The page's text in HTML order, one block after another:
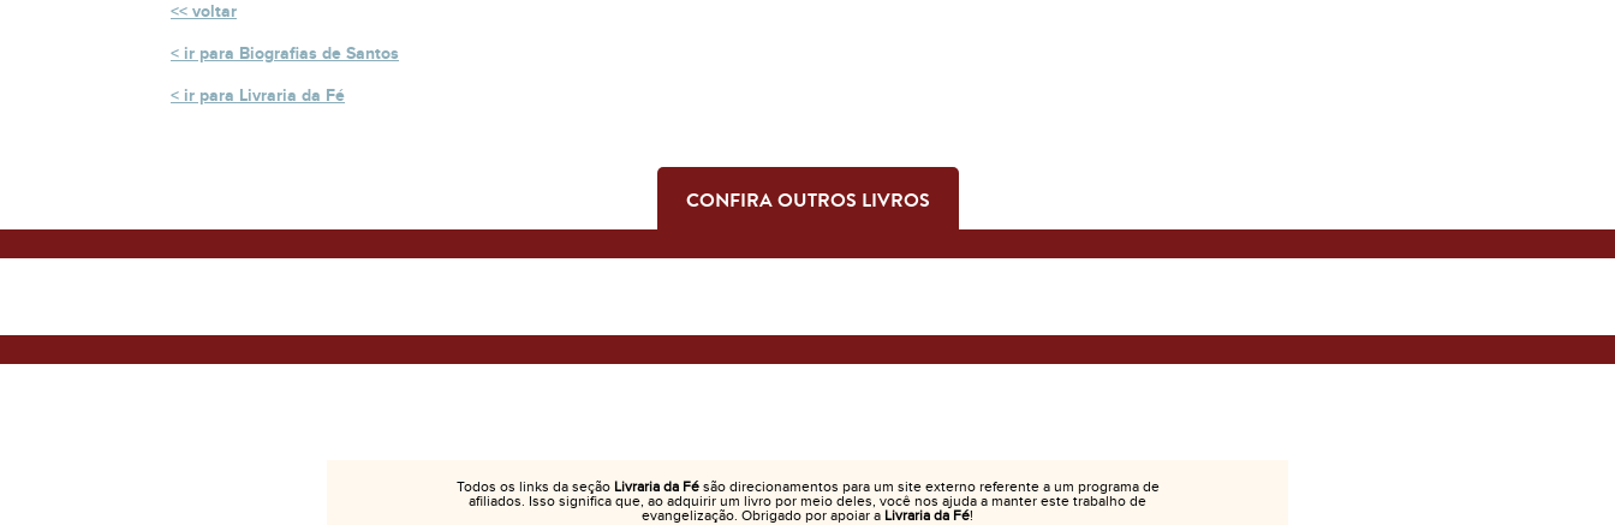
voltar
ir para Biografias de Santos
ir para Livraria da Fé
CONFIRA OUTROS LIVROS
Todos os links da seção Livraria da Fésão direcionamentos para um site externo referente a um programa de
afiliados. Isso significa que, ao adquirir um livro por meio deles, você nos ajuda a manter este trabalho de
evangelização. Obrigado por apoiar a Livraria da Fé!